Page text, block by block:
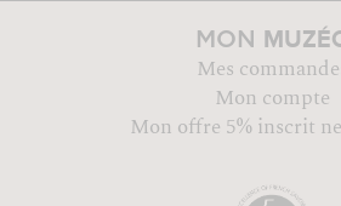
MON
Mes
Mon compte
Mon offre 5% inscrit